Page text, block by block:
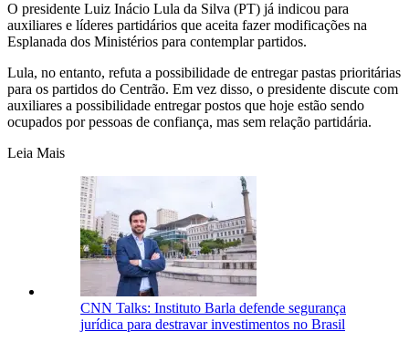
O presidente Luiz Inácio Lula da Silva (PT) já indicou para
auxiliares e líderes partidários que aceita fazer modificações na
Esplanada dos Ministérios para contemplar partidos.
Lula, no entanto, refuta a possibilidade de entregar pastas prioritárias
para os partidos do Centrão. Em vez disso, o presidente discute com
auxiliares a possibilidade entregar postos que hoje estão sendo
ocupados por pessoas de confiança, mas sem relação partidária.
Leia Mais
CNN Talks: Instituto Barla defende segurança
jurídica para destravar investimentos no Brasil